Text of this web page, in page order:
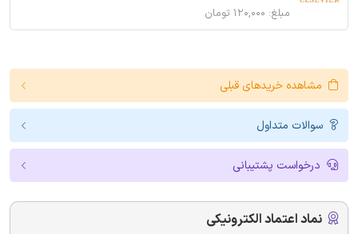
مبلغ: ۱۲۰,۰۰۰ تومان
مشاهده خریدهای قبلی
سوالات متداول
درخواست پشتیبانی
نماد اعتماد الکترونیکی